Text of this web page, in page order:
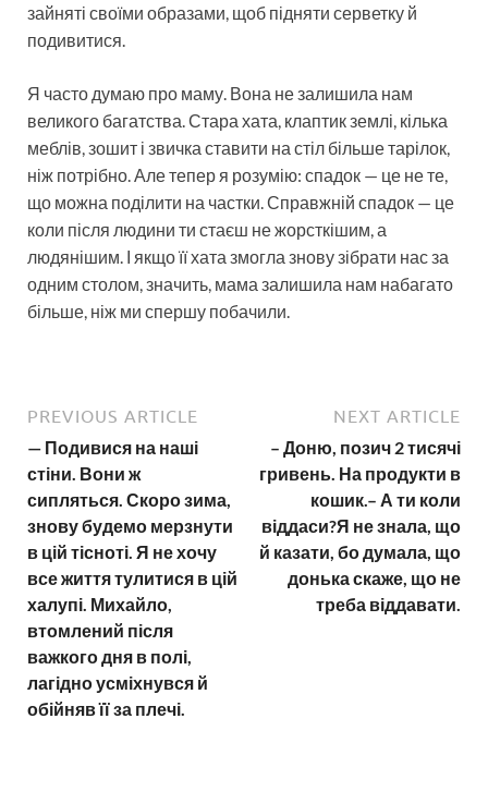
зайняті своїми образами, щоб підняти серветку й
подивитися.
Я часто думаю про маму. Вона не залишила нам
великого багатства. Стара хата, клаптик землі, кілька
меблів, зошит і звичка ставити на стіл більше тарілок,
ніж потрібно. Але тепер я розумію: спадок — це не те,
що можна поділити на частки. Справжній спадок — це
коли після людини ти стаєш не жорсткішим, а
людянішим. І якщо її хата змогла знову зібрати нас за
одним столом, значить, мама залишила нам набагато
більше, ніж ми спершу побачили.
PREVIOUS ARTICLE
— Подивися на наші
стіни. Вони ж
сипляться. Скоро зима,
знову будемо мерзнути
в цій тісноті. Я не хочу
все життя тулитися в цій
халупі. Михайло,
втомлений після
важкого дня в полі,
лагідно усміхнувся й
обійняв її за плечі.
NEXT ARTICLE
– Доню, позич 2 тисячі
гривень. На продукти в
кошик.– А ти коли
віддаси?Я не знала, що
й казати, бо думала, що
донька скаже, що не
треба віддавати.